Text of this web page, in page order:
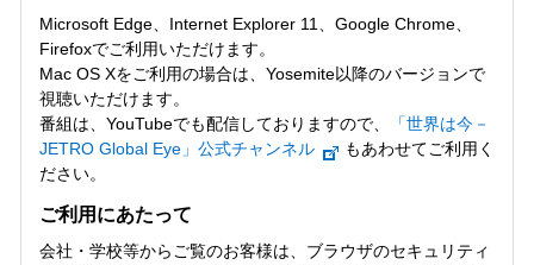
Microsoft Edge、Internet Explorer 11、Google Chrome、
Firefoxでご利用いただけます。
Mac OS Xをご利用の場合は、Yosemite以降のバージョンで
視聴いただけます。
番組は、YouTubeでも配信しておりますので、
「世界は今－
JETRO Global Eye」公式チャンネル
もあわせてご利用く
ださい。
ご利用にあたって
会社・学校等からご覧のお客様は、ブラウザのセキュリティ